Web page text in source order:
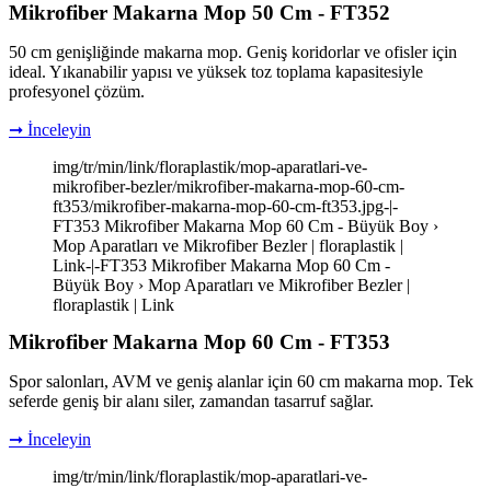
Mikrofiber Makarna Mop 50 Cm - FT352
50 cm genişliğinde makarna mop. Geniş koridorlar ve ofisler için
ideal. Yıkanabilir yapısı ve yüksek toz toplama kapasitesiyle
profesyonel çözüm.
➞ İnceleyin
img/tr/min/link/floraplastik/mop-aparatlari-ve-
mikrofiber-bezler/mikrofiber-makarna-mop-60-cm-
ft353/mikrofiber-makarna-mop-60-cm-ft353.jpg-|-
FT353 Mikrofiber Makarna Mop 60 Cm - Büyük Boy ›
Mop Aparatları ve Mikrofiber Bezler | floraplastik |
Link-|-FT353 Mikrofiber Makarna Mop 60 Cm -
Büyük Boy › Mop Aparatları ve Mikrofiber Bezler |
floraplastik | Link
Mikrofiber Makarna Mop 60 Cm - FT353
Spor salonları, AVM ve geniş alanlar için 60 cm makarna mop. Tek
seferde geniş bir alanı siler, zamandan tasarruf sağlar.
➞ İnceleyin
img/tr/min/link/floraplastik/mop-aparatlari-ve-